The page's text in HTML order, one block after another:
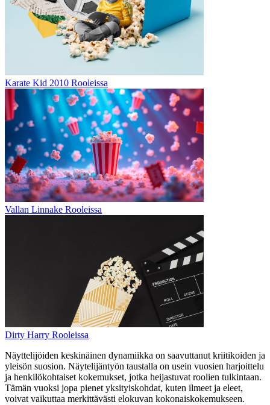
Karate Kid 2010 Rooleissa
Vallan Linnake Rooleissa
Dirty Harry Rooleissa
Näyttelijöiden keskinäinen dynamiikka on saavuttanut kriitikoiden ja
yleisön suosion. Näytelijäntyön taustalla on usein vuosien harjoittelu
ja henkilökohtaiset kokemukset, jotka heijastuvat roolien tulkintaan.
Tämän vuoksi jopa pienet yksityiskohdat, kuten ilmeet ja eleet,
voivat vaikuttaa merkittävästi elokuvan kokonaiskokemukseen.